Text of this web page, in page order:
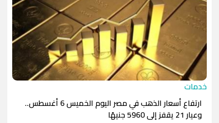
خدمات
ارتفاع أسعار الذهب في مصر اليوم الخميس 6 أغسطس..
وعيار 21 يقفز إلى 5960 جنيهًا